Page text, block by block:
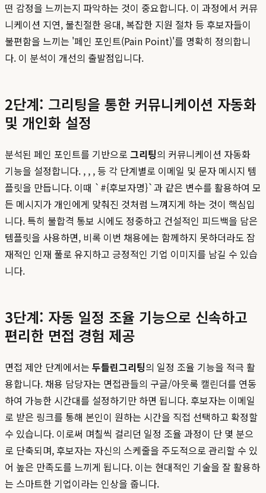
떤 감정을 느끼는지 파악하는 것이 중요합니다. 이 과정에서 커뮤
니케이션 지연, 불친절한 응대, 복잡한 지원 절차 등 후보자들이
불편함을 느끼는 '페인 포인트(Pain Point)'를 명확히 정의합니
다. 이 분석이 개선의 출발점입니다.
2단계: 그리팅을 통한 커뮤니케이션 자동화
및 개인화 설정
분석된 페인 포인트를 기반으로 그리팅의 커뮤니케이션 자동화
기능을 설정합니다. , , , 등 각 단계별로 이메일 및 문자 메시지 템
플릿을 만듭니다. 이때 `#{후보자명}`과 같은 변수를 활용하여 모
든 메시지가 개인에게 맞춰진 것처럼 느껴지게 하는 것이 핵심입
니다. 특히 불합격 통보 시에도 정중하고 건설적인 피드백을 담은
템플릿을 사용하면, 비록 이번 채용에는 함께하지 못하더라도 잠
재적인 인재 풀로 유지하고 긍정적인 기업 이미지를 남길 수 있습
니다.
3단계: 자동 일정 조율 기능으로 신속하고
편리한 면접 경험 제공
면접 제안 단계에서는 두들린그리팅의 일정 조율 기능을 적극 활
용합니다. 채용 담당자는 면접관들의 구글/아웃룩 캘린더를 연동
하여 가능한 시간대를 설정하기만 하면 됩니다. 후보자는 이메일
로 받은 링크를 통해 본인이 원하는 시간을 직접 선택하고 확정할
수 있습니다. 이로써 며칠씩 걸리던 일정 조율 과정이 단 몇 분으
로 단축되며, 후보자는 자신의 스케줄을 주도적으로 관리할 수 있
어 높은 만족도를 느끼게 됩니다. 이는 현대적인 기술을 잘 활용하
는 스마트한 기업이라는 인상을 줍니다.